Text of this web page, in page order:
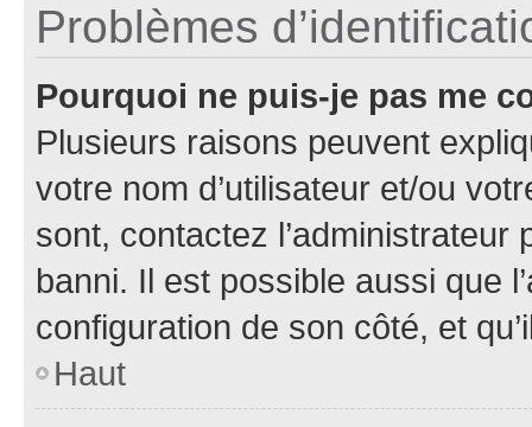
Problèmes
Pourquoi ne puis-je pas me
Plusieurs raisons peuvent
votre nom d’utilisateur et/ou
sont, contactez l’administrateur
banni. Il est possible aussi que
configuration de son côté, et
Haut